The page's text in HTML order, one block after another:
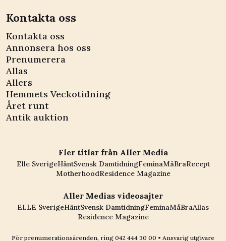
Kontakta oss
Kontakta oss
Annonsera hos oss
Prenumerera
Allas
Allers
Hemmets Veckotidning
Året runt
Antik auktion
Fler titlar från Aller Media
Elle SverigeHäntSvensk DamtidningFeminaMåBraRecept
MotherhoodResidence Magazine
Aller Medias videosajter
ELLE SverigeHäntSvensk DamtidningFeminaMåBraAllas
Residence Magazine
För prenumerationsärenden, ring 042 444 30 00 • Ansvarig utgivare